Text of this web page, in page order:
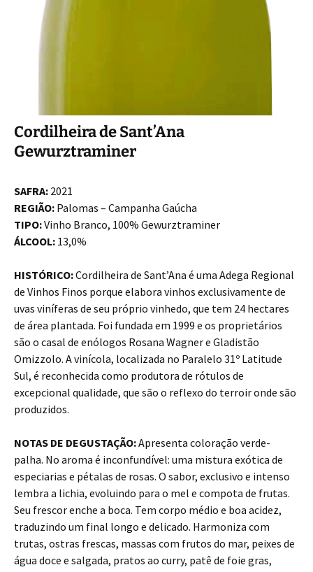
Cordilheira de Sant’Ana
Gewurztraminer
SAFRA: 2021
REGIÃO: Palomas – Campanha Gaúcha
TIPO:Vinho Branco, 100% Gewurztraminer
ÁLCOOL: 13,0%
HISTÓRICO:Cordilheira de Sant’Ana é uma Adega Regional
de Vinhos Finos porque elabora vinhos exclusivamente de
uvas viníferas de seu próprio vinhedo, que tem 24 hectares
de área plantada. Foi fundada em 1999 e os proprietários
são o casal de enólogos Rosana Wagner e Gladistão
Omizzolo. A vinícola, localizada no Paralelo 31º Latitude
Sul, é reconhecida como produtora de rótulos de
excepcional qualidade, que são o reflexo do terroir onde são
produzidos.
NOTAS DE DEGUSTAÇÃO:Apresenta coloração verde-
palha. No aroma é inconfundível: uma mistura exótica de
especiarias e pétalas de rosas. O sabor, exclusivo e intenso
lembra a lichia, evoluindo para o mel e compota de frutas.
Seu frescor enche a boca. Tem corpo médio e boa acidez,
traduzindo um final longo e delicado. Harmoniza com
trutas, ostras frescas, massas com frutos do mar, peixes de
água doce e salgada, pratos ao curry, patê de foie gras,